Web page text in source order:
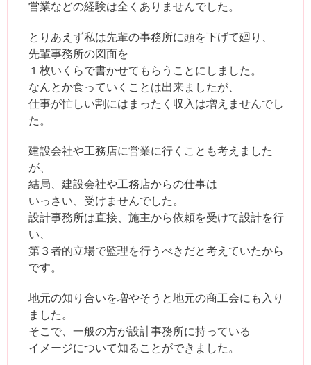
営業などの経験は全くありませんでした。
とりあえず私は先輩の事務所に頭を下げて廻り、
先輩事務所の図面を
１枚いくらで書かせてもらうことにしました。
なんとか食っていくことは出来ましたが、
仕事が忙しい割にはまったく収入は増えませんでし
た。
建設会社や工務店に営業に行くことも考えました
が、
結局、建設会社や工務店からの仕事は
いっさい、受けませんでした。
設計事務所は直接、施主から依頼を受けて設計を行
い、
第３者的立場で監理を行うべきだと考えていたから
です。
地元の知り合いを増やそうと地元の商工会にも入り
ました。
そこで、一般の方が設計事務所に持っている
イメージについて知ることができました。